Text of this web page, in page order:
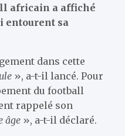
africain a affiché
entourent sa
dans cette
», a-t-il lancé. Pour
du football
rappelé son
âge », a-t-il déclaré.